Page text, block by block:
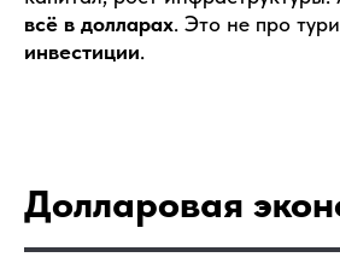
всё в долларах. Это не про
инвестиции.
Долларовая